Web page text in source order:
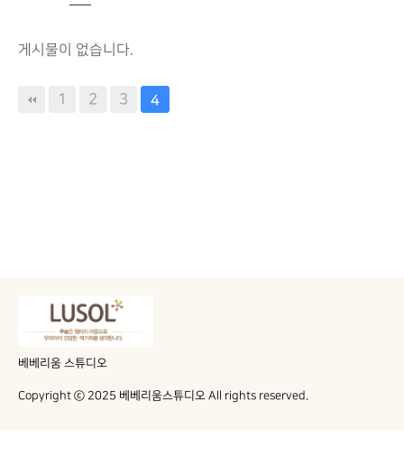
게시물이 없습니다.
1 2 3 4
베베리움 스튜디오
Copyright ⓒ 2025 베베리움스튜디오 All rights reserved.